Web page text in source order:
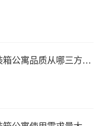
衡量集装箱公寓品质从哪三方面入手？